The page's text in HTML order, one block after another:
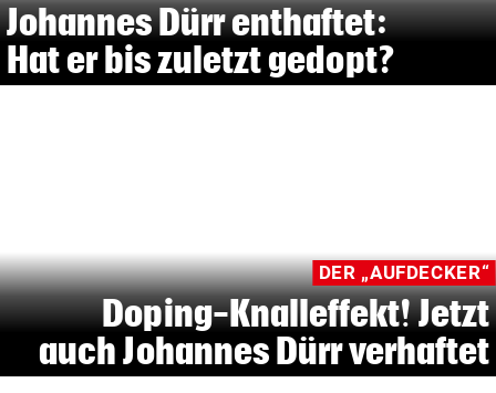
Johannes Dürr enthaftet:
Hat er bis zuletzt gedopt?
DER „AUFDECKER“
Doping-Knalleffekt! Jetzt
auch Johannes Dürr verhaftet